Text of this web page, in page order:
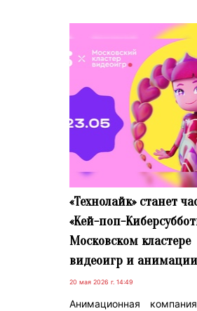
«Технолайк» станет
«Kей-поп-
Московском кластере
видеоигр и анимации
20 мая 2026 г. 14:49
Анимационная